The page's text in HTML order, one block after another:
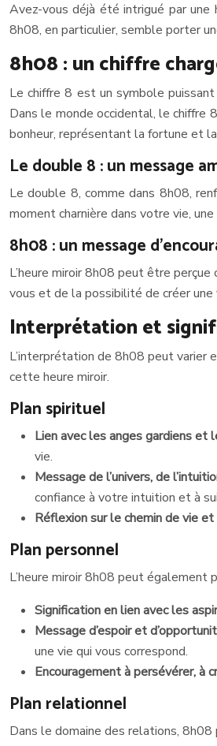
Avez-vous déjà été intrigué par une
8h08, en particulier, semble porter
8h08 : un chiffre
Le chiffre 8 est un symbole
Dans le monde occidental, le chiffre
bonheur, représentant la fortune et
Le double 8 : un message
Le double 8, comme dans 8h08,
moment charnière dans votre vie,
8h08 : un message
L’heure miroir 8h08 peut être
vous et de la possibilité de créer
Interprétation et
L’interprétation de 8h08 peut varier
cette heure miroir.
Plan spirituel
Lien avec les anges gardiens et
vie.
Message de l’univers, de
confiance à votre intuition et à
Réflexion sur le chemin de vie
Plan personnel
L’heure miroir 8h08 peut
Signification en lien avec les
Message d’espoir et
une vie qui vous correspond.
Encouragement à persévérer, à
Plan relationnel
Dans le domaine des relations,